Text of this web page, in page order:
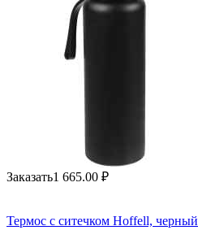
Заказать1 665.00 ₽
Термос с ситечком Hoffell, черный